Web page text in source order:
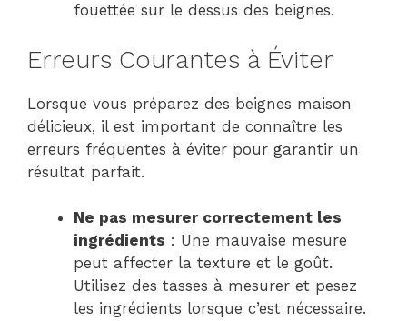
fouettée sur le dessus des beignes.
Erreurs Courantes à Éviter
Lorsque vous préparez des beignes maison
délicieux, il est important de connaître les
erreurs fréquentes à éviter pour garantir un
résultat parfait.
Ne pas mesurer correctement les
ingrédients : Une mauvaise mesure
peut affecter la texture et le goût.
Utilisez des tasses à mesurer et pesez
les ingrédients lorsque c’est nécessaire.